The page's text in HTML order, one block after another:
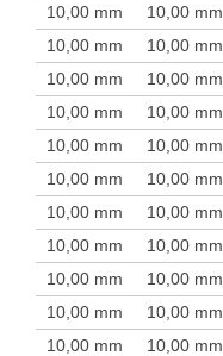
10,00 mm
10,00 mm
10,00 mm
10,00 mm
10,00 mm
10,00 mm
10,00 mm
10,00 mm
10,00 mm
10,00 mm
10,00 mm
10,00 mm
10,00 mm
10,00 mm
10,00 mm
10,00 mm
10,00 mm
10,00 mm
10,00 mm
10,00 mm
10,00 mm
10,00 mm